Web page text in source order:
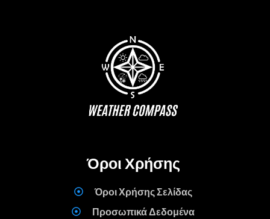
Όροι Χρήσης
Όροι Χρήσης Σελίδας
Προσωπικά Δεδομένα